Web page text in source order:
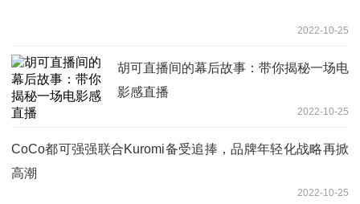
2022-10-25
胡可直播间的幕后故事：带你揭秘一场电
影感直播
2022-10-25
CoCo都可强强联合Kuromi备受追捧，品牌年轻化战略再掀
高潮
2022-10-25